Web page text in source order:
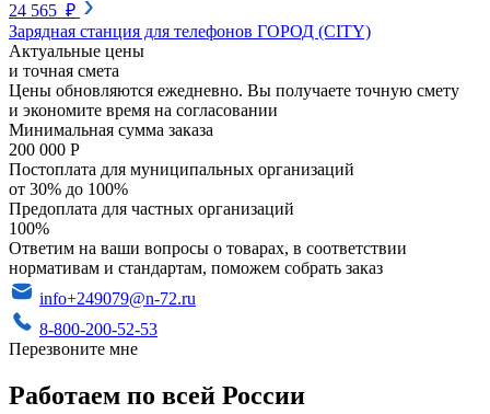
24 565 ₽
Зарядная станция для телефонов ГОРОД (CITY)
Актуальные цены
и точная смета
Цены обновляются ежедневно. Вы получаете точную смету
и экономите время на согласовании
Минимальная сумма заказа
200 000 Р
Постоплата для муниципальных организаций
от 30% до 100%
Предоплата для частных организаций
100%
Ответим на ваши вопросы о товарах, в соответствии
нормативам и стандартам, поможем собрать заказ
info+249079@n-72.ru
8-800-200-52-53
Перезвоните мне
Работаем по всей России